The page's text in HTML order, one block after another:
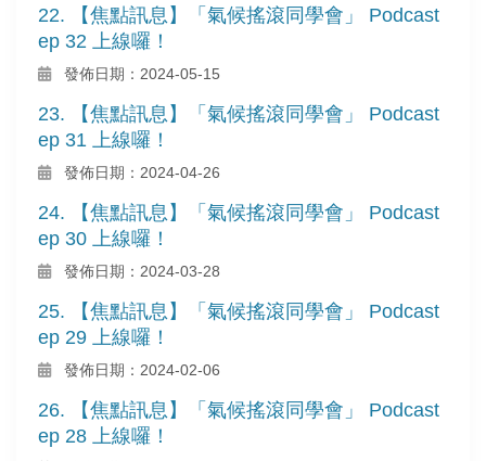
22. 【焦點訊息】「氣候搖滾同學會」 Podcast
ep 32 上線囉！
發佈日期：2024-05-15
23. 【焦點訊息】「氣候搖滾同學會」 Podcast
ep 31 上線囉！
發佈日期：2024-04-26
24. 【焦點訊息】「氣候搖滾同學會」 Podcast
ep 30 上線囉！
發佈日期：2024-03-28
25. 【焦點訊息】「氣候搖滾同學會」 Podcast
ep 29 上線囉！
發佈日期：2024-02-06
26. 【焦點訊息】「氣候搖滾同學會」 Podcast
ep 28 上線囉！